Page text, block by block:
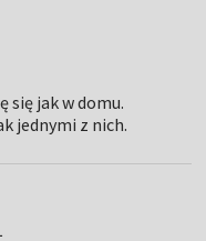
się jak w domu.
jednymi z nich.